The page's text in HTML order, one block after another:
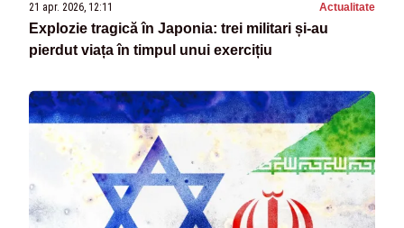
21 apr. 2026, 12:11 Actualitate
Explozie tragică în Japonia: trei militari și-au
pierdut viața în timpul unui exercițiu